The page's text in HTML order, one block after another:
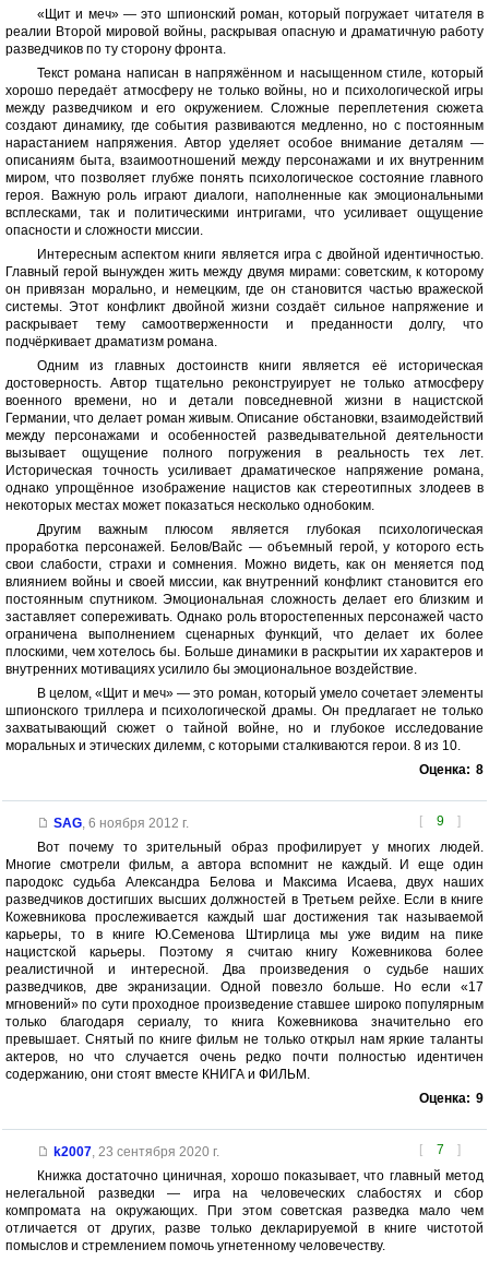
«Щит и меч» — это шпионский роман, который погружает читателя в
реалии Второй мировой войны, раскрывая опасную и драматичную работу
разведчиков по ту сторону фронта.
Текст романа написан в напряжённом и насыщенном стиле, который
хорошо передаёт атмосферу не только войны, но и психологической игры
между разведчиком и его окружением. Сложные переплетения сюжета
создают динамику, где события развиваются медленно, но с постоянным
нарастанием напряжения. Автор уделяет особое внимание деталям —
описаниям быта, взаимоотношений между персонажами и их внутренним
миром, что позволяет глубже понять психологическое состояние главного
героя. Важную роль играют диалоги, наполненные как эмоциональными
всплесками, так и политическими интригами, что усиливает ощущение
опасности и сложности миссии.
Интересным аспектом книги является игра с двойной идентичностью.
Главный герой вынужден жить между двумя мирами: советским, к которому
он привязан морально, и немецким, где он становится частью вражеской
системы. Этот конфликт двойной жизни создаёт сильное напряжение и
раскрывает тему самоотверженности и преданности долгу, что
подчёркивает драматизм романа.
Одним из главных достоинств книги является её историческая
достоверность. Автор тщательно реконструирует не только атмосферу
военного времени, но и детали повседневной жизни в нацистской
Германии, что делает роман живым. Описание обстановки, взаимодействий
между персонажами и особенностей разведывательной деятельности
вызывает ощущение полного погружения в реальность тех лет.
Историческая точность усиливает драматическое напряжение романа,
однако упрощённое изображение нацистов как стереотипных злодеев в
некоторых местах может показаться несколько однобоким.
Другим важным плюсом является глубокая психологическая
проработка персонажей. Белов/Вайс — объемный герой, у которого есть
свои слабости, страхи и сомнения. Можно видеть, как он меняется под
влиянием войны и своей миссии, как внутренний конфликт становится его
постоянным спутником. Эмоциональная сложность делает его близким и
заставляет сопереживать. Однако роль второстепенных персонажей часто
ограничена выполнением сценарных функций, что делает их более
плоскими, чем хотелось бы. Больше динамики в раскрытии их характеров и
внутренних мотивациях усилило бы эмоциональное воздействие.
В целом, «Щит и меч» — это роман, который умело сочетает элементы
шпионского триллера и психологической драмы. Он предлагает не только
захватывающий сюжет о тайной войне, но и глубокое исследование
моральных и этических дилемм, с которыми сталкиваются герои. 8 из 10.
Оценка: 8
[ 9 ]
SAG, 6 ноября 2012 г.
Вот почему то зрительный образ профилирует у многих людей.
Многие смотрели фильм, а автора вспомнит не каждый. И еще один
пародокс судьба Александра Белова и Максима Исаева, двух наших
разведчиков достигших высших должностей в Третьем рейхе. Если в книге
Кожевникова прослеживается каждый шаг достижения так называемой
карьеры, то в книге Ю.Семенова Штирлица мы уже видим на пике
нацистской карьеры. Поэтому я считаю книгу Кожевникова более
реалистичной и интересной. Два произведения о судьбе наших
разведчиков, две экранизации. Одной повезло больше. Но если «17
мгновений» по сути проходное произведение ставшее широко популярным
только благодаря сериалу, то книга Кожевникова значительно его
превышает. Снятый по книге фильм не только открыл нам яркие таланты
актеров, но что случается очень редко почти полностью идентичен
содержанию, они стоят вместе КНИГА и ФИЛЬМ.
Оценка: 9
[ 7 ]
k2007, 23 сентября 2020 г.
Книжка достаточно циничная, хорошо показывает, что главный метод
нелегальной разведки — игра на человеческих слабостях и сбор
компромата на окружающих. При этом советская разведка мало чем
отличается от других, разве только декларируемой в книге чистотой
помыслов и стремлением помочь угнетенному человечеству.